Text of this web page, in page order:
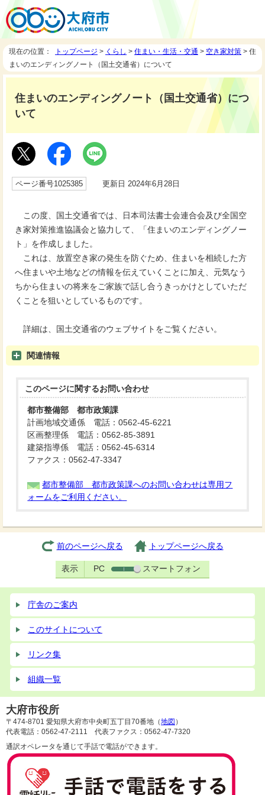
現在の位置： トップページ > くらし > 住まい・生活・交通 > 空き家対策 > 住
まいのエンディングノート（国土交通省）について
住まいのエンディングノート（国土交通省）につ
いて
ページ番号1025385 更新日 2024年6月28日
この度、国土交通省では、日本司法書士会連合会及び全国空
き家対策推進協議会と協力して、「住まいのエンディングノー
ト」を作成しました。
これは、放置空き家の発生を防ぐため、住まいを相続した方
へ住まいや土地などの情報を伝えていくことに加え、元気なう
ちから住まいの将来をご家族で話し合うきっかけとしていただ
くことを狙いとしているものです。
詳細は、国土交通省のウェブサイトをご覧ください。
関連情報
このページに関するお問い合わせ
都市整備部 都市政策課
計画地域交通係 電話：0562-45-6221
区画整理係 電話：0562-85-3891
建築指導係 電話：0562-45-6314
ファクス：0562-47-3347
都市整備部 都市政策課へのお問い合わせは専用フ
ォームをご利用ください。
前のページへ戻る トップページへ戻る
表示 PC スマートフォン
庁舎のご案内
このサイトについて
リンク集
組織一覧
大府市役所
〒474-8701 愛知県大府市中央町五丁目70番地（地図 ）
代表電話：0562-47-2111 代表ファクス：0562-47-7320
通訳オペレータを通じて手話で電話ができます。